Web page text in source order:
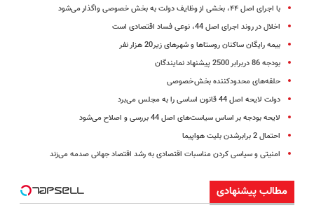
با اجرای اصل ‪،۴۴‬ بخشی از وظایف دولت به بخش خصوصی واگذار می‌شود
اخلال در روند اجرای اصل 44، نوعی فساد اقتصادی است
بیمه رایگان ساکنان روستا‌ها و شهر‌های زیر20 هزار نفر
بودجه 86 دربرابر 2500 پیشنهاد نمایندگان
حلقه‌های محدودکننده بخش خصوصی
دولت لایحه اصل 44 قانون اساسی را به مجلس می‌برد
لایحه بودجه بر اساس سیاست‌های اصل 44 بررسی و اصلاح می‌شود
احتمال 2 برابرشدن بلیت هواپیما
امنیتی و سیاسی کردن مناسبات اقتصادی به رشد اقتصاد جهانی صدمه می‌زند
مطالب پیشنهادی